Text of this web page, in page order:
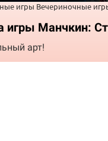
игры Вечериночные
игры Манчкин:
арт!